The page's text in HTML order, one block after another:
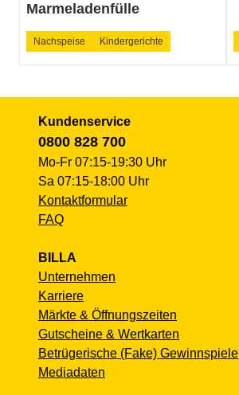
Marmeladenfülle
Nachspeise Kindergerichte
Kundenservice
0800 828 700
Mo-Fr 07:15-19:30 Uhr
Sa 07:15-18:00 Uhr
Kontaktformular
FAQ
BILLA
Unternehmen
Karriere
Märkte & Öffnungszeiten
Gutscheine & Wertkarten
Betrügerische (Fake) Gewinnspiele
Mediadaten